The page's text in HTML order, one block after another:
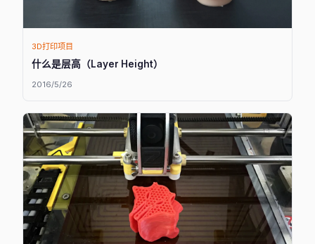
3D打印项目
什么是层高（Layer Height）
2016/5/26